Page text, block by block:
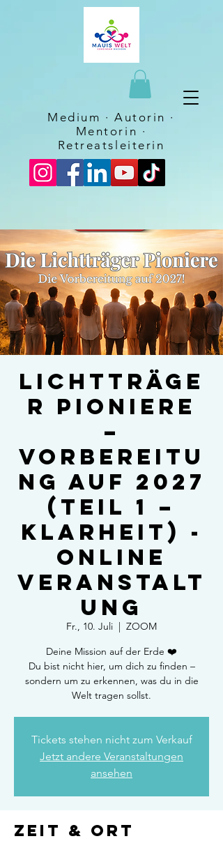
Medium · Autorin ·
Mentorin ·
Retreatsleiterin
LICHTTRÄGE
R PIONIERE
–
Vorbereitu
ng auf 2027
(Teil 1 –
Klarheit) -
Online
Veranstalt
ung
Fr., 10. Juli
  |
ZOOM
Deine Mission auf der Erde ❤️
Du bist nicht hier, um dich zu finden –
sondern um zu erkennen, was du in die
Welt tragen sollst.
Tickets stehen nicht zum Verkauf
Jetzt andere Veranstaltungen
ansehen
Zeit & Ort